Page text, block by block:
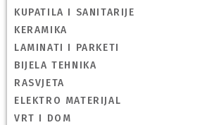
KUPATILA I SANITARIJE
KERAMIKA
LAMINATI I PARKETI
BIJELA TEHNIKA
RASVJETA
ELEKTRO MATERIJAL
VRT I DOM